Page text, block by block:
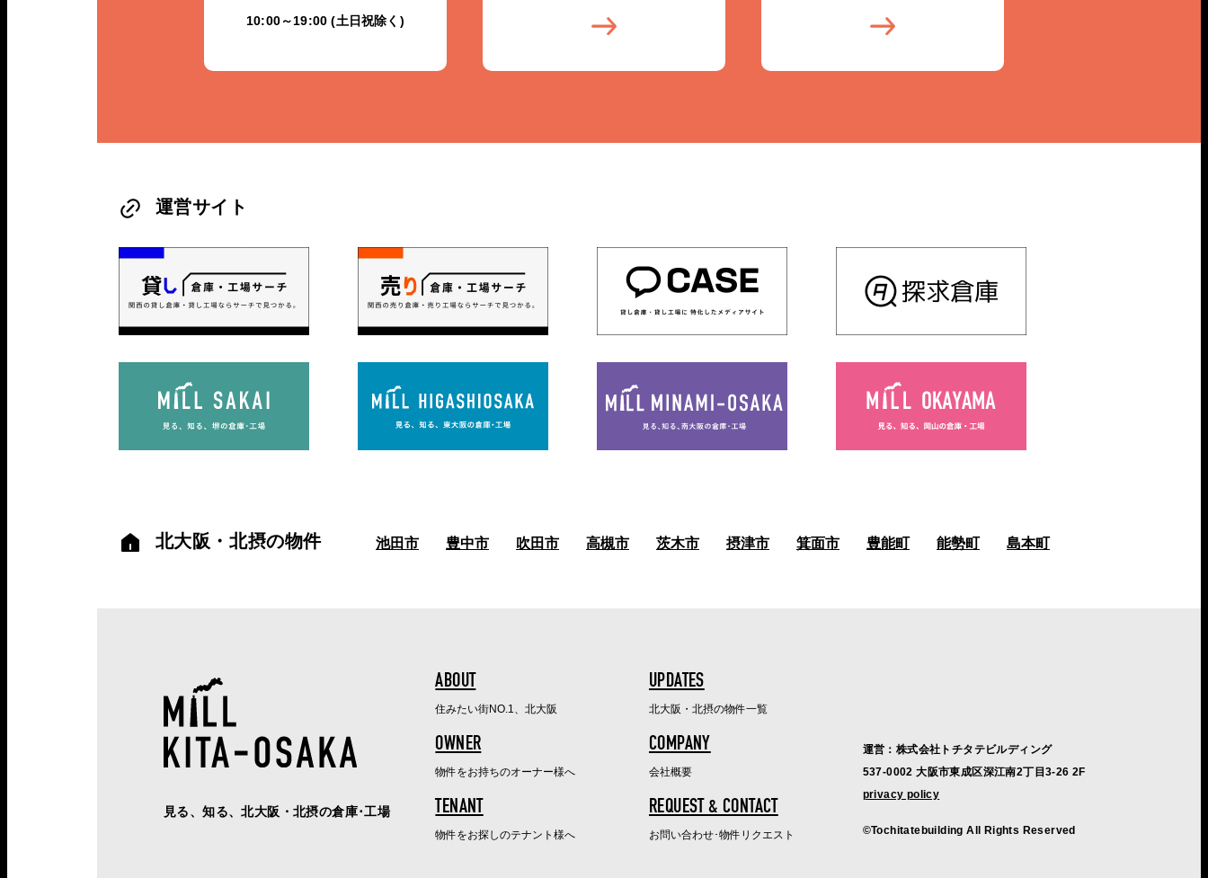
10:00～19:00 (土日祝除く)
運営サイト
北大阪・北摂の物件 池田市 豊中市 吹田市 高槻市 茨木市 摂津市 箕面市 豊能町 能勢町 島本町
見る、知る、北大阪・北摂の倉庫･工場
ABOUT
住みたい街NO.1、北大阪
UPDATES
北大阪・北摂の物件一覧
OWNER
物件をお持ちのオーナー様へ
COMPANY
会社概要
TENANT
物件をお探しのテナント様へ
REQUEST & CONTACT
お問い合わせ･物件リクエスト
運営：株式会社トチタテビルディング
537-0002 大阪市東成区深江南2丁目3-26 2F
privacy policy
©Tochitatebuilding All Rights Reserved